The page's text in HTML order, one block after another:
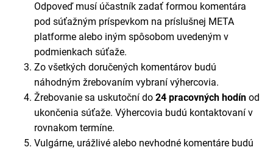
Odpoveď musí účastník zadať formou komentára
pod súťažným príspevkom na príslušnej META
platforme alebo iným spôsobom uvedeným v
podmienkach súťaže.
Zo všetkých doručených komentárov budú
náhodným žrebovaním vybraní výhercovia.
Žrebovanie sa uskutoční do 24 pracovných hodín od
ukončenia súťaže. Výhercovia budú kontaktovaní v
rovnakom termíne.
Vulgárne, urážlivé alebo nevhodné komentáre budú